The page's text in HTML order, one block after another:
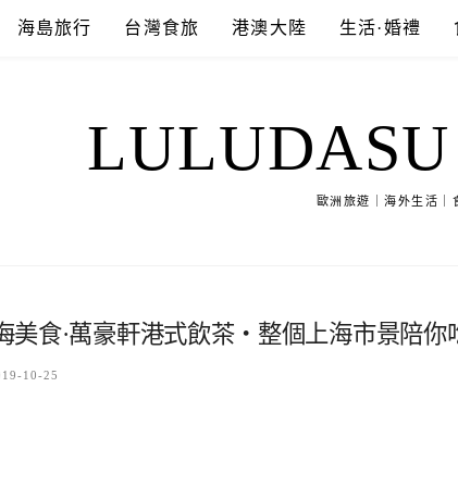
海島旅行 台灣食旅 港澳大陸 生活·婚禮
歐洲旅遊｜海外生活｜
美食·萬豪軒港式飲茶・整個上海市景陪你
10-25